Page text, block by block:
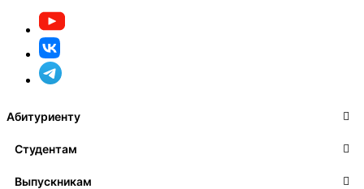
Абитуриенту
Студентам
Выпускникам